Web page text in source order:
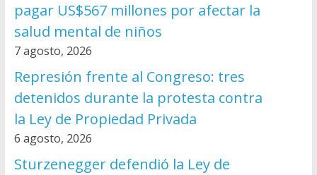
pagar US$567 millones por afectar la
salud mental de niños
7 agosto, 2026
Represión frente al Congreso: tres
detenidos durante la protesta contra
la Ley de Propiedad Privada
6 agosto, 2026
Sturzenegger defendió la Ley de